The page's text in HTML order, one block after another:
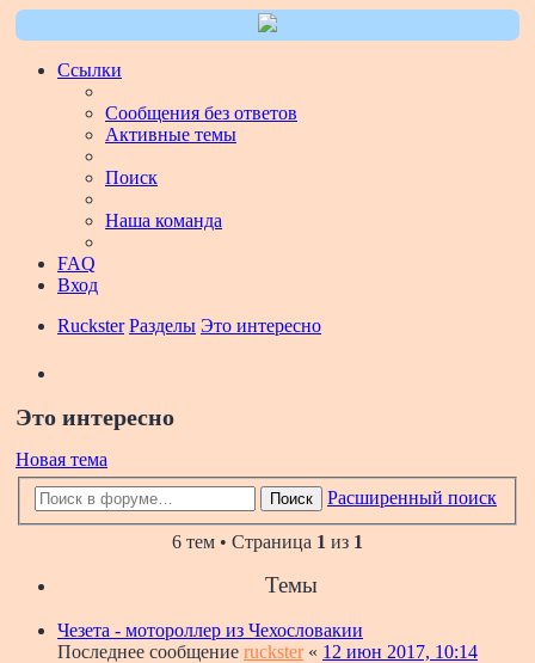
Ссылки
Сообщения без ответов
Активные темы
Поиск
Наша команда
FAQ
Вход
Ruckster Разделы Это интересно
Это интересно
Новая тема
Поиск Расширенный поиск
6 тем • Страница 1 из 1
Темы
Чезета - мотороллер из Чехословакии
Последнее сообщение ruckster« 12 июн 2017, 10:14